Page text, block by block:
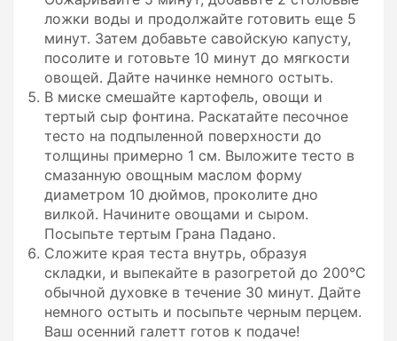
ложки воды и продолжайте готовить еще 5
минут. Затем добавьте савойскую капусту,
посолите и готовьте 10 минут до мягкости
овощей. Дайте начинке немного остыть.
В миске смешайте картофель, овощи и
тертый сыр фонтина. Раскатайте песочное
тесто на подпыленной поверхности до
толщины примерно 1 см. Выложите тесто в
смазанную овощным маслом форму
диаметром 10 дюймов, проколите дно
вилкой. Начините овощами и сыром.
Посыпьте тертым Грана Падано.
Сложите края теста внутрь, образуя
складки, и выпекайте в разогретой до 200°C
обычной духовке в течение 30 минут. Дайте
немного остыть и посыпьте черным перцем.
Ваш осенний галетт готов к подаче!